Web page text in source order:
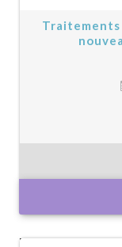
Traitements